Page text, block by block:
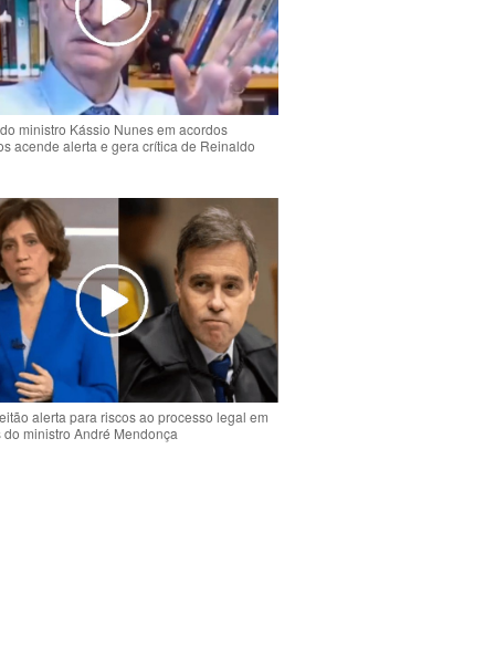
ministro Kássio Nunes em acordos
acende alerta e gera crítica de Reinaldo
alerta para riscos ao processo legal em
do ministro André Mendonça